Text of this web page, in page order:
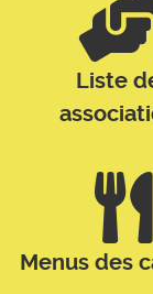
Liste
Menus des